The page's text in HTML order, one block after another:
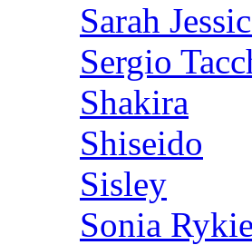
Sarah
Sergio
Shakira
Shiseido
Sisley
Sonia